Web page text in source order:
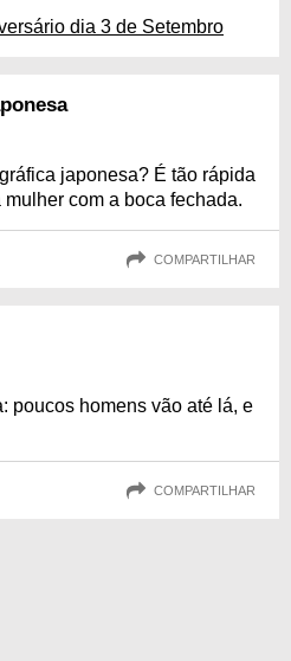
dia 3 de Setembro
japonesa? É tão rápida
com a boca fechada.
COMPARTILHAR
poucos homens vão até lá, e
COMPARTILHAR